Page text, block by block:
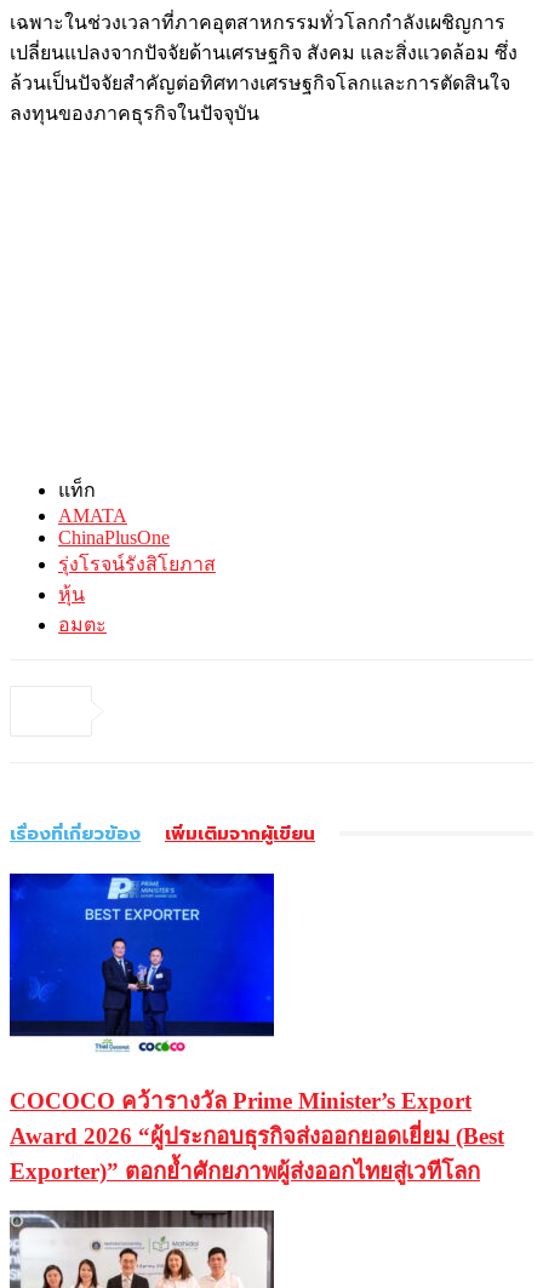
เฉพาะในช่วงเวลาที่ภาคอุตสาหกรรมทั่วโลกกำลังเผชิญการ
เปลี่ยนแปลงจากปัจจัยด้านเศรษฐกิจ สังคม และสิ่งแวดล้อม ซึ่ง
ล้วนเป็นปัจจัยสำคัญต่อทิศทางเศรษฐกิจโลกและการตัดสินใจ
ลงทุนของภาคธุรกิจในปัจจุบัน
แท็ก
AMATA
ChinaPlusOne
รุ่งโรจน์รังสิโยภาส
หุ้น
อมตะ
เรื่องที่เกี่ยวข้อง เพิ่มเติมจากผู้เขียน
COCOCO คว้ารางวัล Prime Minister’s Export
Award 2026 “ผู้ประกอบธุรกิจส่งออกยอดเยี่ยม (Best
Exporter)” ตอกย้ำศักยภาพผู้ส่งออกไทยสู่เวทีโลก